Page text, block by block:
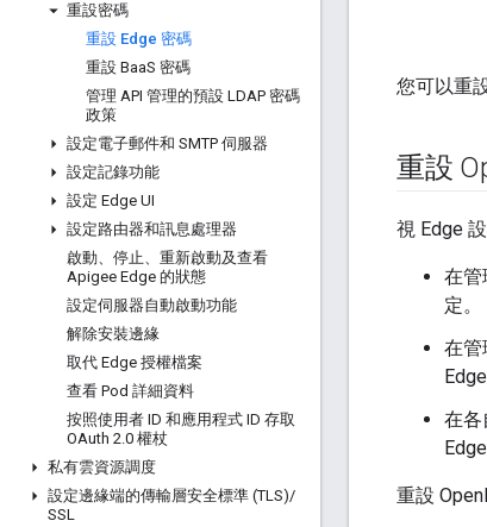
重設密碼
重設 Edge 密碼
重設 BaaS 密碼
管理 API 管理的預設 LDAP 密碼
政策
設定電子郵件和 SMTP 伺服器
設定記錄功能
設定 Edge UI
設定路由器和訊息處理器
啟動、停止、重新啟動及查看
Apigee Edge 的狀態
設定伺服器自動啟動功能
解除安裝邊緣
取代 Edge 授權檔案
查看 Pod 詳細資料
按照使用者 ID 和應用程式 ID 存取
OAuth 2.0 權杖
私有雲資源調度
設定邊緣端的傳輸層安全標準 (TLS)/
SSL
您可以重
重設
視 Edge
在管
定。
在管
在各
重設